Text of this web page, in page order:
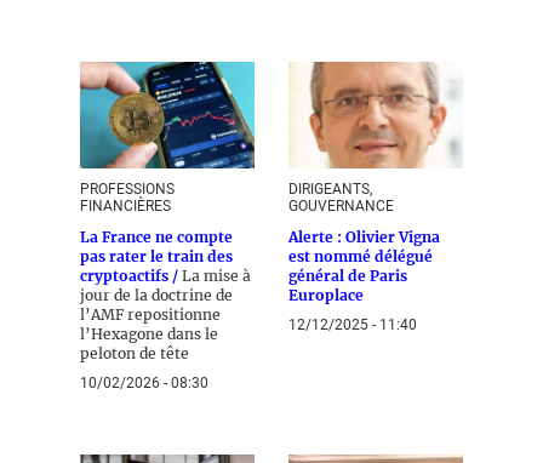
PROFESSIONS
FINANCIÈRES
La France ne compte
pas rater le train des
cryptoactifs / La mise à
jour de la doctrine de
l’AMF repositionne
l’Hexagone dans le
peloton de tête
10/02/2026 - 08:30
DIRIGEANTS,
GOUVERNANCE
Alerte : Olivier Vigna
est nommé délégué
général de Paris
Europlace
12/12/2025 - 11:40